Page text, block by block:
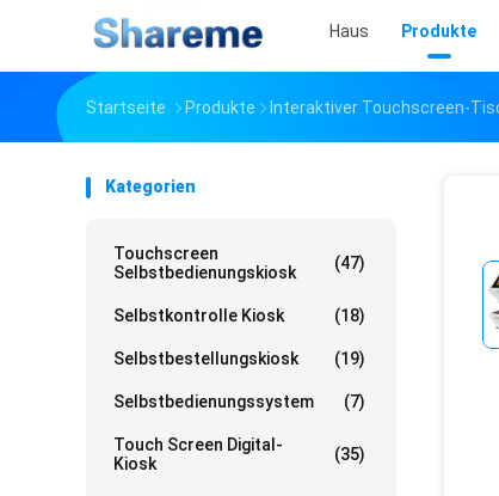
Haus Produkte
Startseite Produkte Interaktiver Touchscreen-
Kategorien
Touchscreen
Selbstbedienungskiosk
(47)
Selbstkontrolle Kiosk (18)
Selbstbestellungskiosk (19)
Selbstbedienungssystem (7)
Touch Screen Digital-
Kiosk
(35)